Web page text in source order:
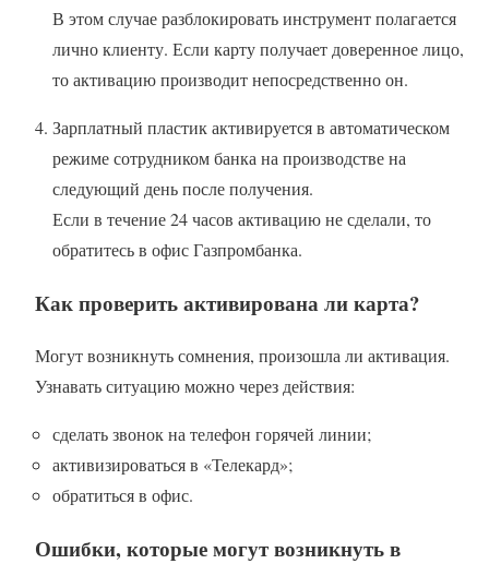
В этом случае разблокировать инструмент полагается
лично клиенту. Если карту получает доверенное лицо,
то активацию производит непосредственно он.
Зарплатный пластик активируется в автоматическом
режиме сотрудником банка на производстве на
следующий день после получения.
Если в течение 24 часов активацию не сделали, то
обратитесь в офис Газпромбанка.
Как проверить активирована ли карта?
Могут возникнуть сомнения, произошла ли активация.
Узнавать ситуацию можно через действия:
сделать звонок на телефон горячей линии;
активизироваться в «Телекард»;
обратиться в офис.
Ошибки, которые могут возникнуть в